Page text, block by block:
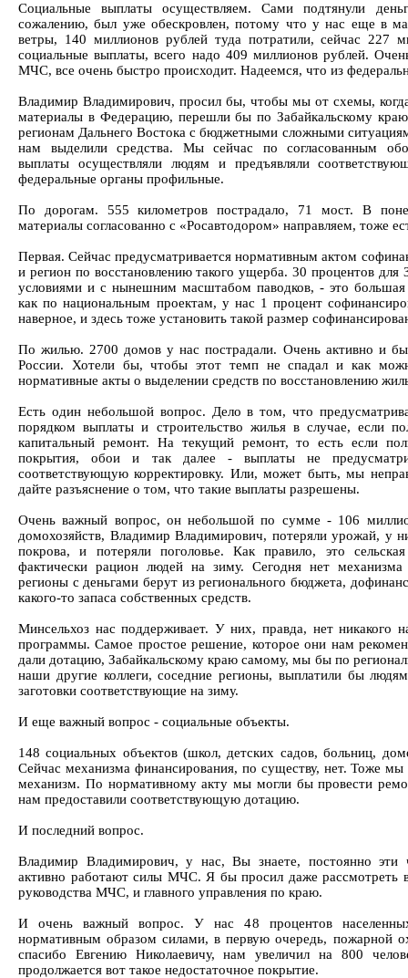
Социальные выплаты осуществляем. Сами подтянули
сожалению, был уже обескровлен, потому что у нас еще в
ветры, 140 миллионов рублей туда потратили, сейчас 227
социальные выплаты, всего надо 409 миллионов рублей.
МЧС, все очень быстро происходит. Надеемся, что из
Владимир Владимирович, просил бы, чтобы мы от схемы,
материалы в Федерацию, перешли бы по Забайкальскому
регионам Дальнего Востока с бюджетными сложными
нам выделили средства. Мы сейчас по согласованным
выплаты осуществляли людям и предъявляли
федеральные органы профильные.
По дорогам. 555 километров пострадало, 71 мост. В
материалы согласованно с «Росавтодором» направляем, тоже
Первая. Сейчас предусматривается нормативным актом
и регион по восстановлению такого ущерба. 30 процентов для
условиями и с нынешним масштабом паводков, - это большая
как по национальным проектам, у нас 1 процент
наверное, и здесь тоже установить такой размер
По жилью. 2700 домов у нас пострадали. Очень активно и
России. Хотели бы, чтобы этот темп не спадал и как
нормативные акты о выделении средств по восстановлению
Есть один небольшой вопрос. Дело в том, что
порядком выплаты и строительство жилья в случае, если
капитальный ремонт. На текущий ремонт, то есть если
покрытия, обои и так далее - выплаты не
соответствующую корректировку. Или, может быть, мы
дайте разъяснение о том, что такие выплаты разрешены.
Очень важный вопрос, он небольшой по сумме - 106
домохозяйств, Владимир Владимирович, потеряли урожай, у
покрова, и потеряли поголовье. Как правило, это
фактически рацион людей на зиму. Сегодня нет
регионы с деньгами берут из регионального бюджета,
какого-то запаса собственных средств.
Минсельхоз нас поддерживает. У них, правда, нет никакого
программы. Самое простое решение, которое они нам
дали дотацию, Забайкальскому краю самому, мы бы по
наши другие коллеги, соседние регионы, выплатили бы
заготовки соответствующие на зиму.
И еще важный вопрос - социальные объекты.
148 социальных объектов (школ, детских садов, больниц,
Сейчас механизма финансирования, по существу, нет. Тоже
механизм. По нормативному акту мы могли бы провести
нам предоставили соответствующую дотацию.
И последний вопрос.
Владимир Владимирович, у нас, Вы знаете, постоянно эти
активно работают силы МЧС. Я бы просил даже рассмотреть
руководства МЧС, и главного управления по краю.
И очень важный вопрос. У нас 48 процентов
нормативным образом силами, в первую очередь,
спасибо Евгению Николаевичу, нам увеличил на 800
продолжается вот такое недостаточное покрытие.